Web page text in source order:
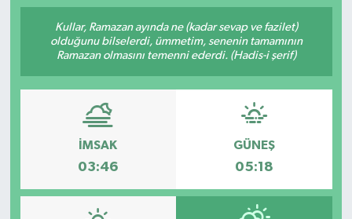
Kullar, Ramazan ayında ne (kadar sevap ve fazilet)
olduğunu bilselerdi, ümmetim, senenin tamamının
Ramazan olmasını temenni ederdi. (Hadis-i şerif)
İMSAK
03:46
GÜNEŞ
05:18